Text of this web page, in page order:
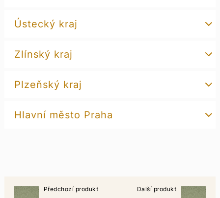
Ústecký kraj
Zlínský kraj
Plzeňský kraj
Hlavní město Praha
Předchozí produkt Další produkt